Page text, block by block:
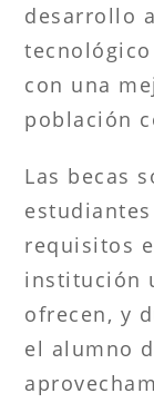
desarrollo
con una
población
Las becas
requisitos
institución
ofrecen, y
el alumno